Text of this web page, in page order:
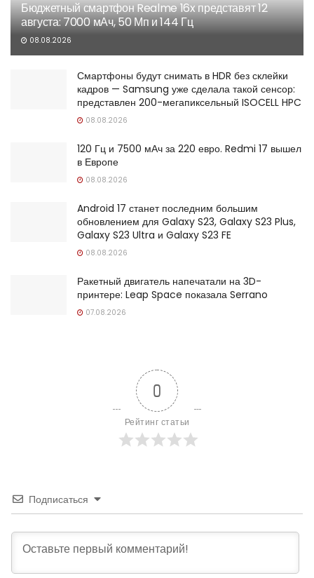
Бюджетный смартфон Realme 16x представят 12
августа: 7000 мАч, 50 Мп и 144 Гц
08.08.2026
Смартфоны будут снимать в HDR без склейки
кадров — Samsung уже сделала такой сенсор:
представлен 200-мегапиксельный ISOCELL HPC
08.08.2026
120 Гц и 7500 мАч за 220 евро. Redmi 17 вышел
в Европе
08.08.2026
Android 17 станет последним большим
обновлением для Galaxy S23, Galaxy S23 Plus,
Galaxy S23 Ultra и Galaxy S23 FE
08.08.2026
Ракетный двигатель напечатали на 3D-
принтере: Leap Space показала Serrano
07.08.2026
0
Рейтинг статьи
Подписаться